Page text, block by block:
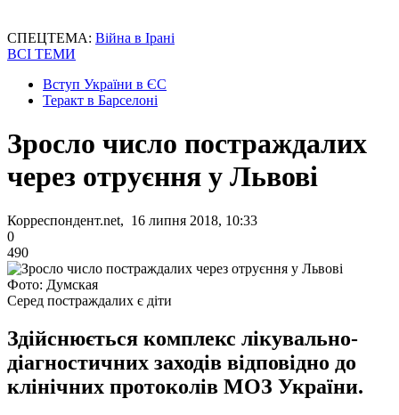
СПЕЦТЕМА: Війна в Ірані
ВСІ ТЕМИ
Вступ України в ЄС
Теракт в Барселоні
Зросло число постраждалих
через отруєння у Львові
Корреспондент.net, 16 липня 2018, 10:33
0
490
Фото: Думская
Серед постраждалих є діти
Здійснюється комплекс лікувально-
діагностичних заходів відповідно до
клінічних протоколів МОЗ України.